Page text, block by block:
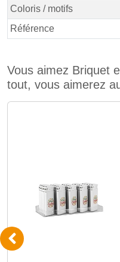
Coloris / motifs
Référence
Vous aimez Briquet
tout, vous aimerez